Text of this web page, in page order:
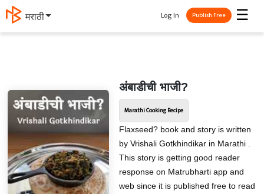
मराठी ☰
Log In Publish Free
अंबाडीची भाजी?
Marathi Cooking Recipe
Flaxseed? book and story is written
by Vrishali Gotkhindikar in Marathi .
This story is getting good reader
response on Matrubharti app and
web since it is published free to read